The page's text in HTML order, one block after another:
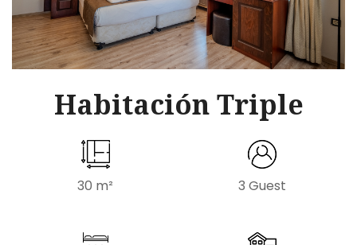
Habitación Triple
30 m² 3 Guest